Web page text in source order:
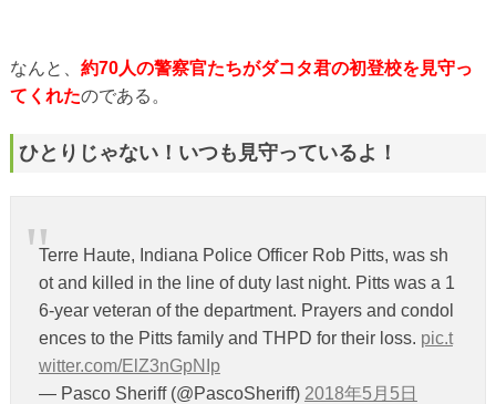
なんと、 約70人の警察官たちがダコタ君の初登校を見守っ
てくれたのである。
ひとりじゃない！いつも見守っているよ！
Terre Haute, Indiana Police Officer Rob Pitts, was sh
ot and killed in the line of duty last night. Pitts was a 1
6-year veteran of the department. Prayers and condol
ences to the Pitts family and THPD for their loss. pic.t
witter.com/ElZ3nGpNIp
— Pasco Sheriff (@PascoSheriff) 2018年5月5日